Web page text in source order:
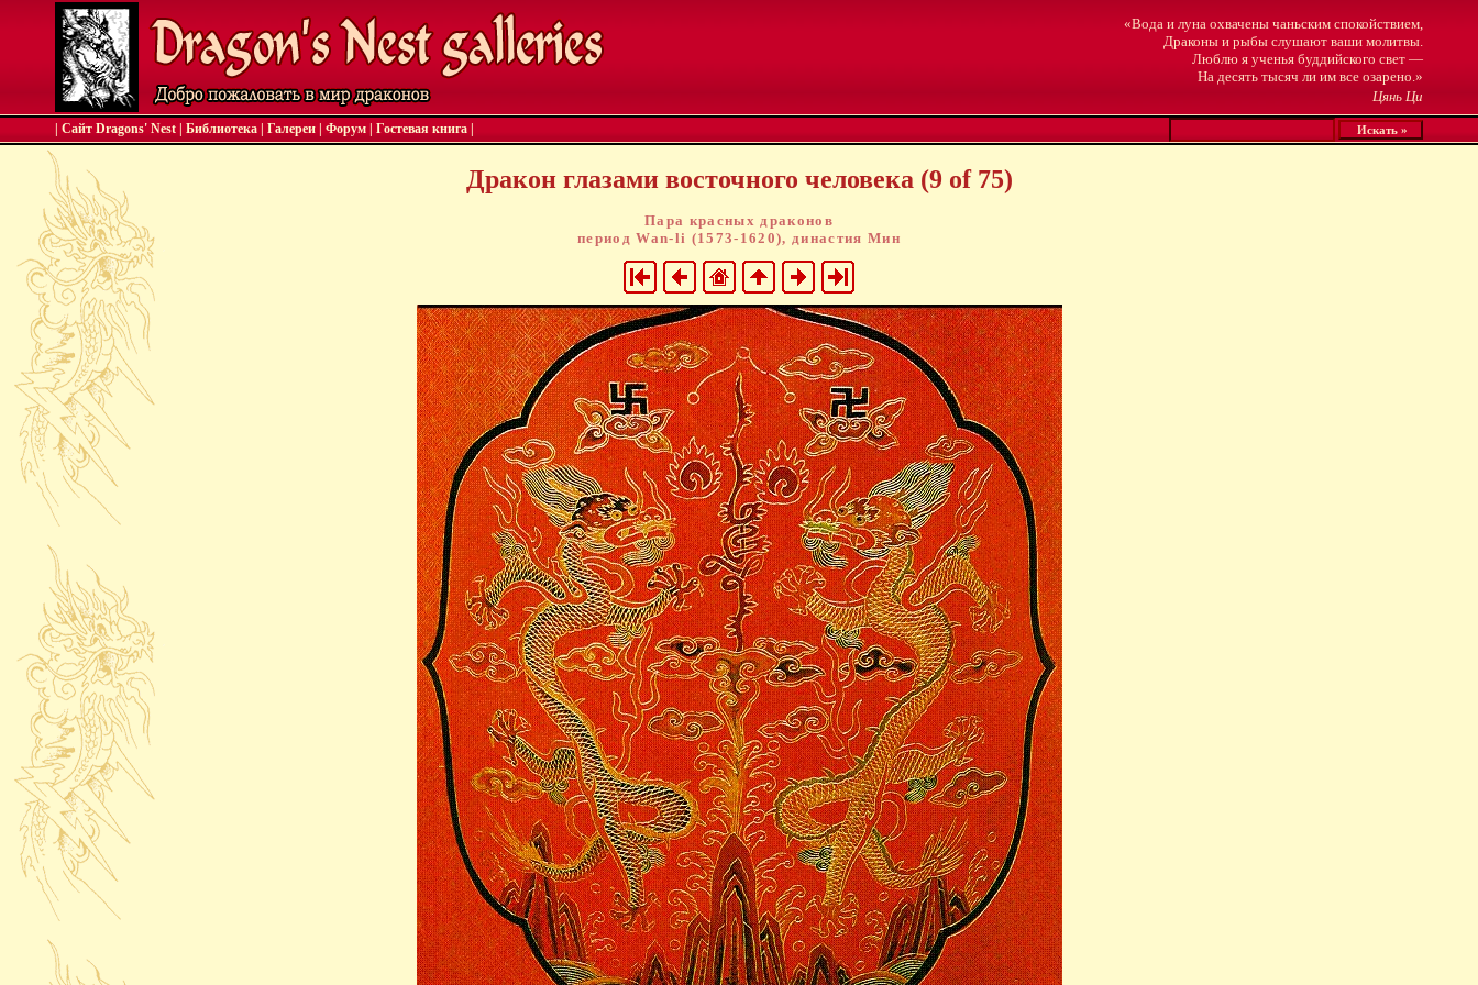
«Вода и луна охвачены чаньским спокойствием,
Драконы и рыбы слушают ваши молитвы.
Люблю я ученья буддийского свет —
На десять тысяч ли им все озарено.»
Цянь Ци
| Сайт Dragons' Nest Библиотека Галереи Форум Гостевая книга
Дракон глазами восточного человека (9 of 75)
Пара красных драконов
период Wan-li (1573-1620), династия Мин